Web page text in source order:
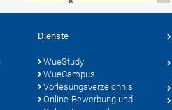
Dienste
WueStudy
WueCampus
Vorlesungsverzeichnis
Online-Bewerbung und